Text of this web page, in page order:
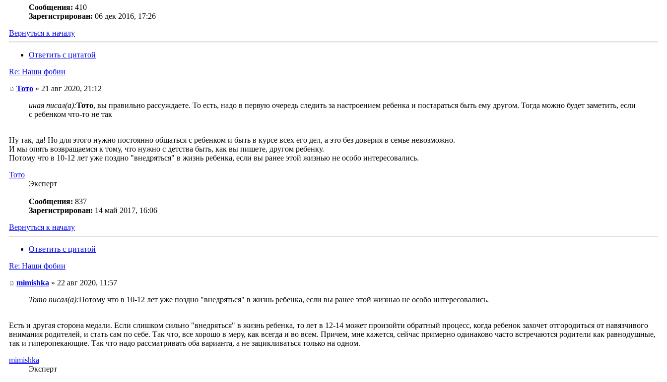
Сообщения: 410
Зарегистрирован: 06 дек 2016, 17:26
Вернуться к началу
Ответить с цитатой
Re: Наши фобии
Тото » 21 авг 2020, 21:12
иная писал(а):Тото, вы правильно рассуждаете. То есть, надо в первую очередь следить за настроением ребенка и постараться быть ему другом. Тогда можно будет заметить, если
с ребенком что-то не так
Ну так, да! Но для этого нужно постоянно общаться с ребенком и быть в курсе всех его дел, а это без доверия в семье невозможно.
И мы опять возвращаемся к тому, что нужно с детства быть, как вы пишете, другом ребенку.
Потому что в 10-12 лет уже поздно "внедряться" в жизнь ребенка, если вы ранее этой жизнью не особо интересовались.
Тото
Эксперт
Сообщения: 837
Зарегистрирован: 14 май 2017, 16:06
Вернуться к началу
Ответить с цитатой
Re: Наши фобии
mimishka » 22 авг 2020, 11:57
Тото писал(а):Потому что в 10-12 лет уже поздно "внедряться" в жизнь ребенка, если вы ранее этой жизнью не особо интересовались.
Есть и другая сторона медали. Если слишком сильно "внедряться" в жизнь ребенка, то лет в 12-14 может произойти обратный процесс, когда ребенок захочет отгородиться от навязчивого
внимания родителей, и стать сам по себе. Так что, все хорошо в меру, как всегда и во всем. Причем, мне кажется, сейчас примерно одинаково часто встречаются родители как равнодушные,
так и гиперопекающие. Так что надо рассматривать оба варианта, а не зацикливаться только на одном.
mimishka
Эксперт